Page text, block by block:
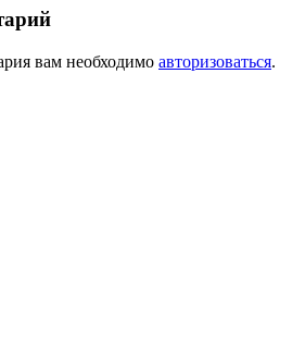
вам необходимо авторизоваться.